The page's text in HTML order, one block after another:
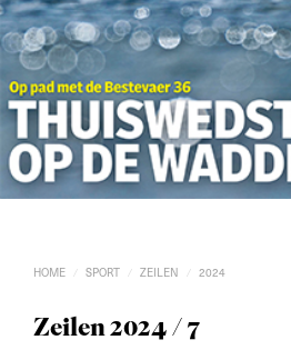
HOME / SPORT / ZEILEN / 2024
Zeilen 2024 / 7